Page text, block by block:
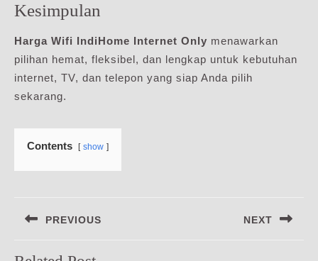
Kesimpulan
Harga Wifi IndiHome Internet Only menawarkan
pilihan hemat, fleksibel, dan lengkap untuk kebutuhan
internet, TV, dan telepon yang siap Anda pilih
sekarang.
Contents show
pos
PREVIOUS NEXT